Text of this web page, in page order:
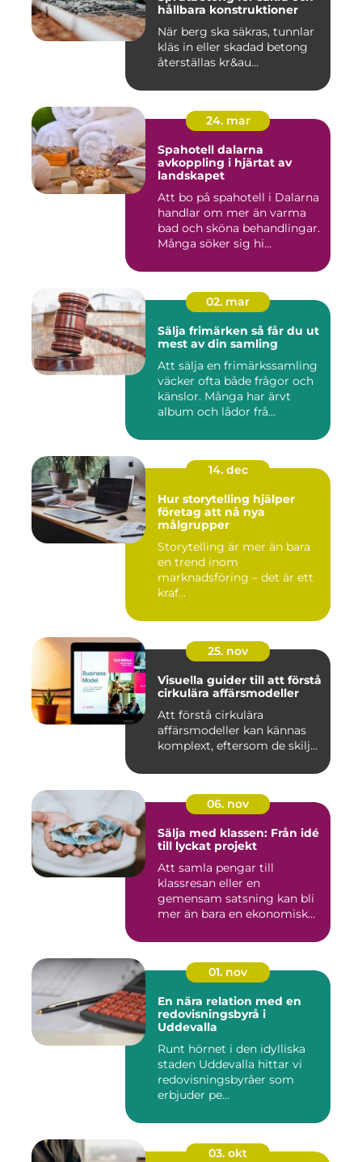
hållbara konstruktioner
När berg ska säkras, tunnlar
kläs in eller skadad betong
återställas kr&au...
24. mar
Spahotell dalarna
avkoppling i hjärtat av
landskapet
Att bo på spahotell i Dalarna
handlar om mer än varma
bad och sköna behandlingar.
Många söker sig hi...
02. mar
Sälja frimärken så får du ut
mest av din samling
Att sälja en frimärkssamling
väcker ofta både frågor och
känslor. Många har ärvt
album och lådor frå...
14. dec
Hur storytelling hjälper
företag att nå nya
målgrupper
Storytelling är mer än bara
en trend inom
marknadsföring – det är ett
kraf...
25. nov
Visuella guider till att förstå
cirkulära affärsmodeller
Att förstå cirkulära
affärsmodeller kan kännas
komplext, eftersom de skilj...
06. nov
Sälja med klassen: Från idé
till lyckat projekt
Att samla pengar till
klassresan eller en
gemensam satsning kan bli
mer än bara en ekonomisk
01. nov
En nära relation med en
redovisningsbyrå i
Uddevalla
Runt hörnet i den idylliska
staden Uddevalla hittar vi
redovisningsbyråer som
erbjuder pe...
03. okt